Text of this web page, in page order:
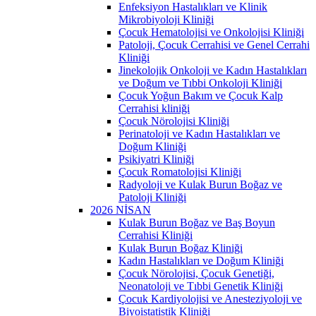
Enfeksiyon Hastalıkları ve Klinik
Mikrobiyoloji Kliniği
Çocuk Hematolojisi ve Onkolojisi Kliniği
Patoloji, Çocuk Cerrahisi ve Genel Cerrahi
Kliniği
Jinekolojik Onkoloji ve Kadın Hastalıkları
ve Doğum ve Tıbbi Onkoloji Kliniği
Çocuk Yoğun Bakım ve Çocuk Kalp
Cerrahisi kliniği
Çocuk Nörolojisi Kliniği
Perinatoloji ve Kadın Hastalıkları ve
Doğum Kliniği
Psikiyatri Kliniği
Çocuk Romatolojisi Kliniği
Radyoloji ve Kulak Burun Boğaz ve
Patoloji Kliniği
2026 NİSAN
Kulak Burun Boğaz ve Baş Boyun
Cerrahisi Kliniği
Kulak Burun Boğaz Kliniği
Kadın Hastalıkları ve Doğum Kliniği
Çocuk Nörolojisi, Çocuk Genetiği,
Neonatoloji ve Tıbbi Genetik Kliniği
Çocuk Kardiyolojisi ve Anesteziyoloji ve
Biyoistatistik Kliniği